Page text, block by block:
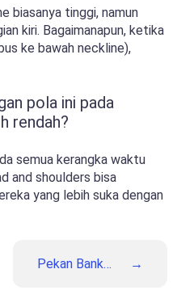
biasanya tinggi, namun
kiri. Bagaimanapun, ketika
ke bawah neckline),
pola ini pada
rendah?
semua kerangka waktu
and shoulders bisa
yang lebih suka dengan
Pekan Bank